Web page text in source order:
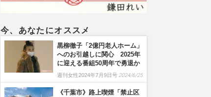
今、あなたにオススメ
黒柳徹子「2億円老人ホーム」
へのお引越しに関心 2025年
に迎える番組50周年で勇退か
週刊女性2024年7月9日号 2024/6/25
《千葉市》路上喫煙「禁止区